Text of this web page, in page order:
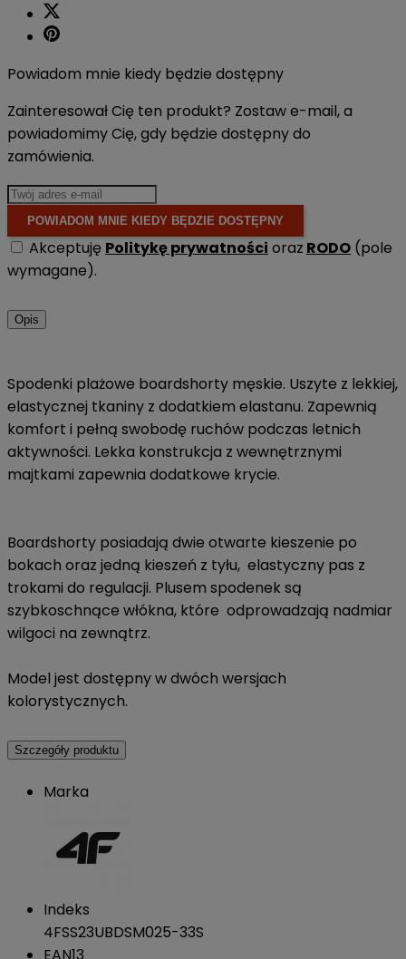
Powiadom mnie kiedy będzie dostępny
Zainteresował Cię ten produkt? Zostaw e-mail, a
powiadomimy Cię, gdy będzie dostępny do
zamówienia.
POWIADOM MNIE KIEDY BĘDZIE DOSTĘPNY
Akceptuję Politykę prywatności oraz RODO (pole
wymagane).
Opis
Spodenki plażowe boardshorty męskie. Uszyte z lekkiej,
elastycznej tkaniny z dodatkiem elastanu. Zapewnią
komfort i pełną swobodę ruchów podczas letnich
aktywności. Lekka konstrukcja z wewnętrznymi
majtkami zapewnia dodatkowe krycie.
Boardshorty posiadają dwie otwarte kieszenie po
bokach oraz jedną kieszeń z tyłu, elastyczny pas z
trokami do regulacji. Plusem spodenek są
szybkoschnące włókna, które odprowadzają nadmiar
wilgoci na zewnątrz.
Model jest dostępny w dwóch wersjach
kolorystycznych.
Szczegóły produktu
Marka
Indeks
4FSS23UBDSM025-33S
EAN13